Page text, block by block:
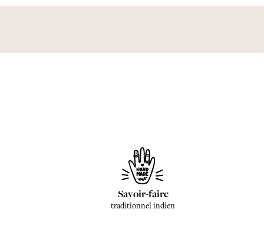
Savoir-faire
traditionnel indien